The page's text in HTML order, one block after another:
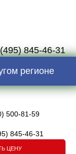
845-46-31
регионе
500-81-59
845-46-31
ЦЕНУ